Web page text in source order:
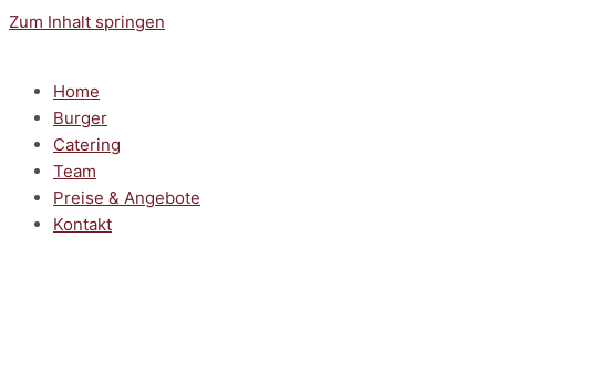
Zum Inhalt springen
Home
Burger
Catering
Team
Preise & Angebote
Kontakt